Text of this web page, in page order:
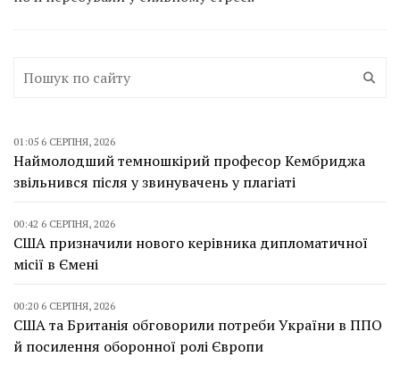
01:05 6 СЕРПНЯ, 2026
Наймолодший темношкірий професор Кембриджа
звільнився після у звинувачень у плагіаті
00:42 6 СЕРПНЯ, 2026
США призначили нового керівника дипломатичної
місії в Ємені
00:20 6 СЕРПНЯ, 2026
США та Британія обговорили потреби України в ППО
й посилення оборонної ролі Європи